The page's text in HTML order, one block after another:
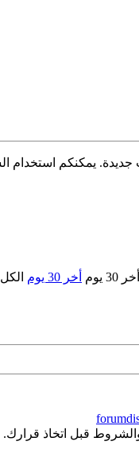
أخر 30 يوم أخر 30 يوم الكل
قبل اتخاذ